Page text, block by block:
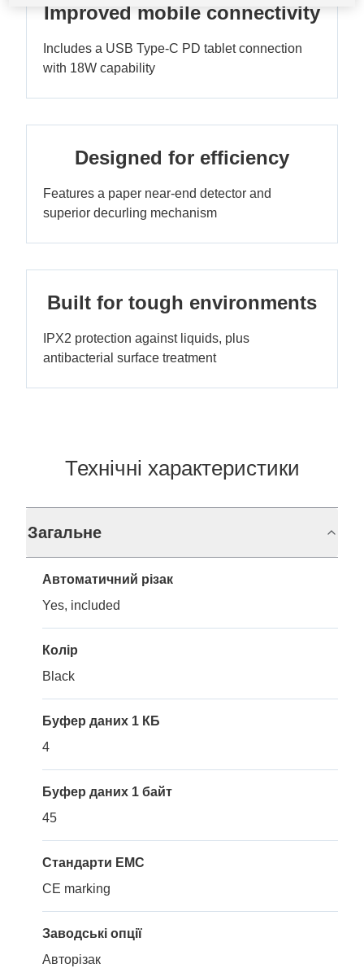
Improved mobile connectivity
Includes a USB Type-C PD tablet connection
with 18W capability
Designed for efficiency
Features a paper near-end detector and
superior decurling mechanism
Built for tough environments
IPX2 protection against liquids, plus
antibacterial surface treatment
Технічні характеристики
Загальне
Автоматичний різак
Yes, included
Колір
Black
Буфер даних 1 КБ
4
Буфер даних 1 байт
45
Стандарти EMC
CE marking
Заводські опції
Авторізак